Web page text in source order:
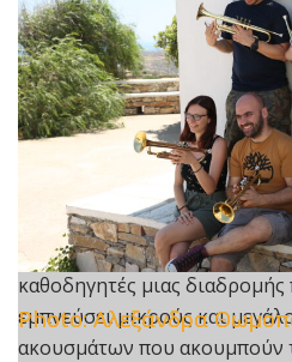
εμπειρίας που σε
πραγματικότητα.
Το Φεστιβάλ Κλασικής
επιστρέφει στη Σίφνο για 9η
χτίσει με γερά θεμέλια την
κλασική μουσική με τη
μουσική παράδοση του
ερμηνευτές και δάσκαλοι
καθοδηγητές μιας
εμπνεύσει μικρούς και
ακουσμάτων που ακουμπούν
Photo: Αλεξάνδρα
Photo: Αλεξάνδρα